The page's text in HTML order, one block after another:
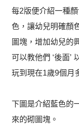
每2版便介紹一種
色，讓幼兒明確顏
圖塊，增加幼兒的
可以教他們 ‘後面’
玩到現在1歲9個月
下圖是介紹藍色的
來的砌圖塊。